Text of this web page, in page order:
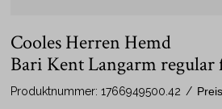
Cooles Herren Hemd
Bari Kent Langarm
Produktnummer: 1766949500.42 /